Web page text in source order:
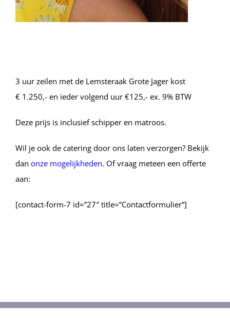
3 uur zeilen met de Lemsteraak Grote Jager kost
€ 1.250,- en ieder volgend uur €125,- ex. 9% BTW
Deze prijs is inclusief schipper en matroos.
Wil je ook de catering door ons laten verzorgen? Bekijk
dan onze mogelijkheden. Of vraag meteen een offerte
aan:
[contact-form-7 id=”27″ title=”Contactformulier”]